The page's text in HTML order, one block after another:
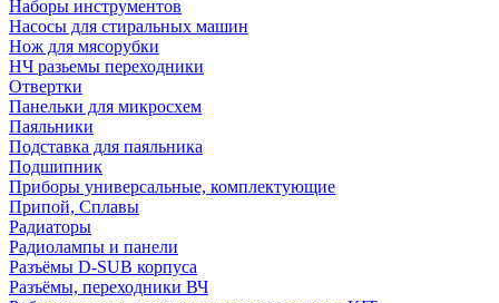
Наборы инструментов
Насосы для стиральных машин
Нож для мясорубки
НЧ разьемы переходники
Отвертки
Панельки для микросхем
Паяльники
Подставка для паяльника
Подшипник
Приборы универсальные, комплектующие
Припой, Сплавы
Радиаторы
Радиолампы и панели
Разъёмы D-SUB корпуса
Разъёмы, переходники ВЧ